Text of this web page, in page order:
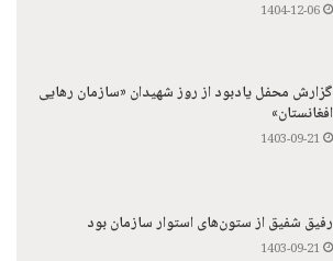
1404-12-06
گزارش محفل یادبود از روز شهیدان «سازمان رهایی
افغانستان»
1403-09-21
رفیق شفیق از ستون‌های استوار سازمان بود
1403-09-21